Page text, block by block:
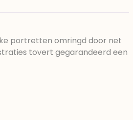
portretten omringd door net
tovert gegarandeerd een